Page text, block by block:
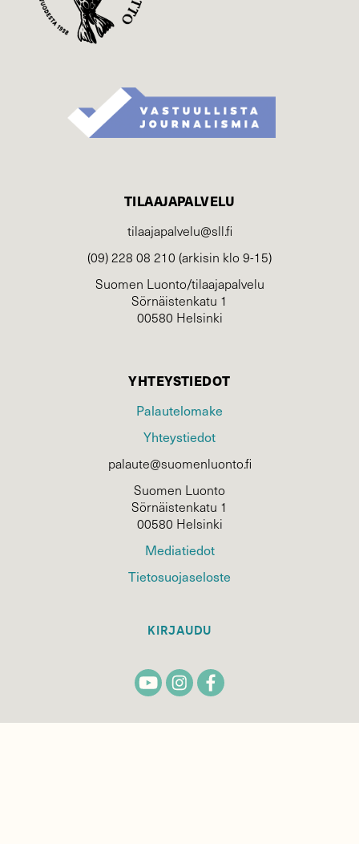
TILAAJAPALVELU
tilaajapalvelu@sll.fi
(09) 228 08 210 (arkisin klo 9-15)
Suomen Luonto/tilaajapalvelu
Sörnäistenkatu 1
00580 Helsinki
YHTEYSTIEDOT
Palautelomake
Yhteystiedot
palaute@suomenluonto.fi
Suomen Luonto
Sörnäistenkatu 1
00580 Helsinki
Mediatiedot
Tietosuojaseloste
KIRJAUDU